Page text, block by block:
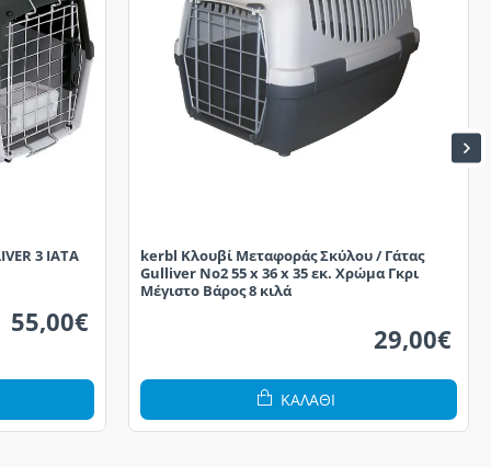
3 IATA
55,00€
kerbl Κλουβί Μεταφοράς Σκύλου / Γάτας
Gulliver No2 55 x 36 x 35 εκ. Χρώμα Γκρι
Μέγιστο Βάρος 8 κιλά
29,00€
ΚΑΛΆΘΙ